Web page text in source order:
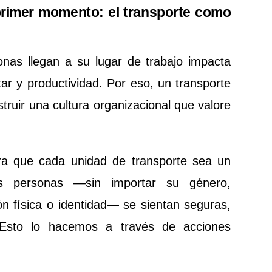
momento: el transporte como
llegan a su lugar de trabajo impacta
y productividad. Por eso, un transporte
una cultura organizacional que valore
que cada unidad de transporte sea un
personas —sin importar su género,
física o identidad— se sientan seguras,
lo hacemos a través de acciones